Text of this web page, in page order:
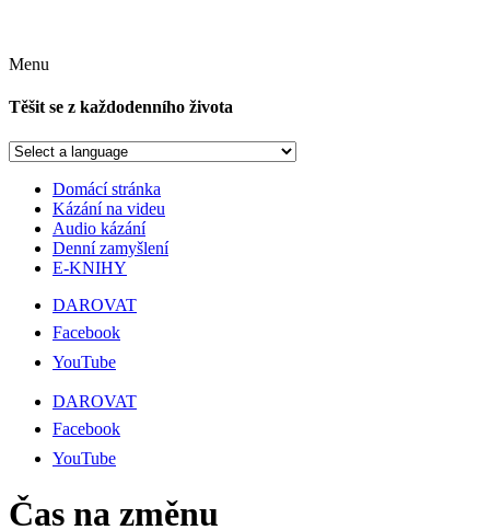
Menu
Těšit se z každodenního života
Domácí stránka
Kázání na videu
Audio kázání
Denní zamyšlení
E-KNIHY
DAROVAT
Facebook
YouTube
DAROVAT
Facebook
YouTube
Čas na změnu